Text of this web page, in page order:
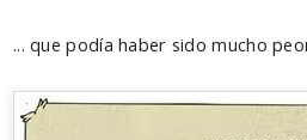
... que podía haber sido mucho